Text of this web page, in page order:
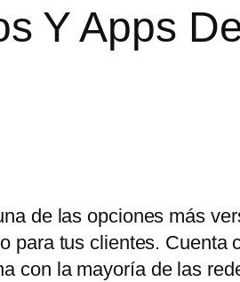
Y Apps
de las opciones más
para tus clientes.
con la mayoría de las